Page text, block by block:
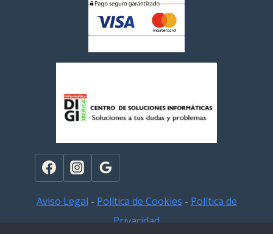
Aviso Legal - Política de Cookies - Política de
Privacidad